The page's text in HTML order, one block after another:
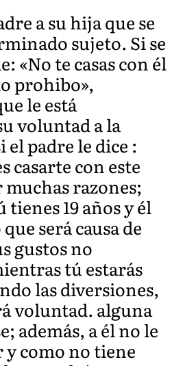
a su hija que se
sujeto. Si se
«No te casas con él
prohibo»,
le está
voluntad a la
el padre le dice :
casarte con este
razones;
tienes 19 años y él
será causa de
gustos no
tú estarás
las diversiones,
voluntad. alguna
además, a él no le
y como no tiene